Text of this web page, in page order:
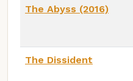
The Abyss (2016)
The Dissident